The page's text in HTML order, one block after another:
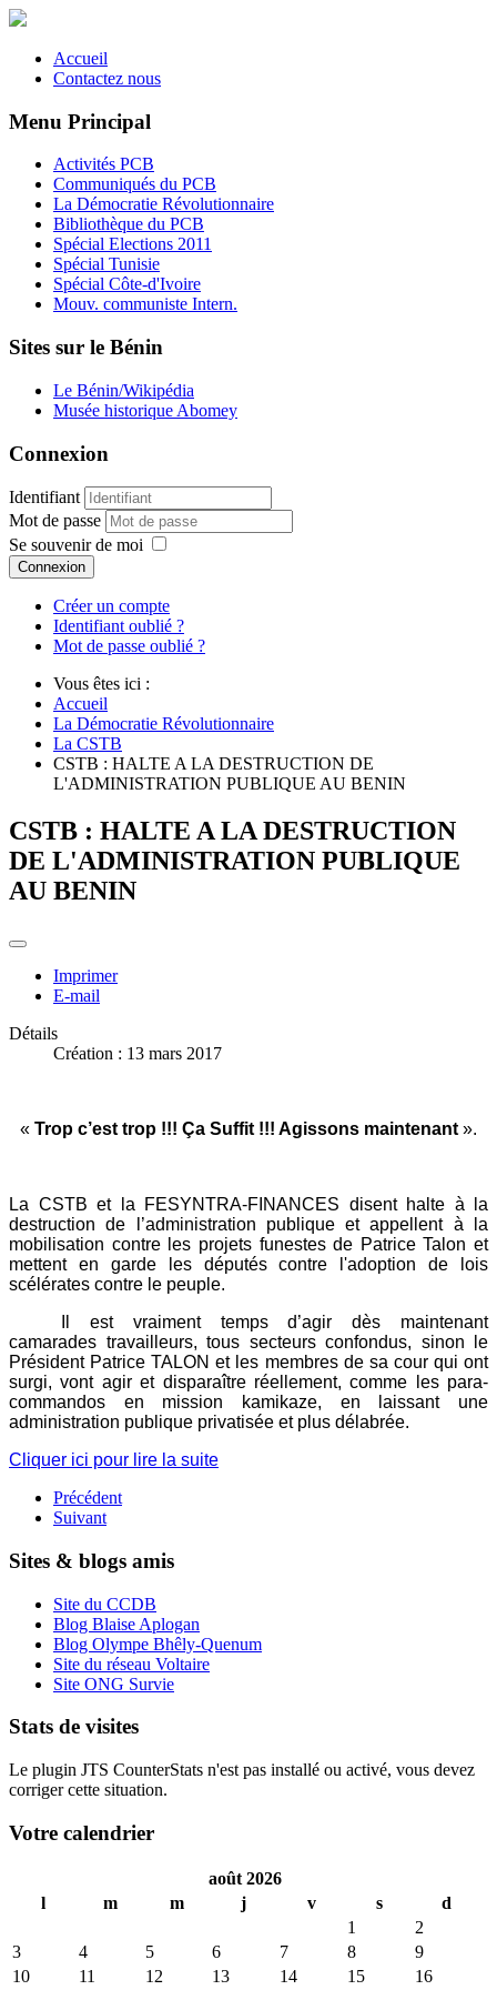
Accueil
Contactez nous
Menu Principal
Activités PCB
Communiqués du PCB
La Démocratie Révolutionnaire
Bibliothèque du PCB
Spécial Elections 2011
Spécial Tunisie
Spécial Côte-d'Ivoire
Mouv. communiste Intern.
Sites sur le Bénin
Le Bénin/Wikipédia
Musée historique Abomey
Connexion
Identifiant
Mot de passe
Se souvenir de moi
Connexion
Créer un compte
Identifiant oublié ?
Mot de passe oublié ?
Vous êtes ici :
Accueil
La Démocratie Révolutionnaire
La CSTB
CSTB : HALTE A LA DESTRUCTION DE
L'ADMINISTRATION PUBLIQUE AU BENIN
CSTB : HALTE A LA DESTRUCTION
DE L'ADMINISTRATION PUBLIQUE
AU BENIN
Imprimer
E-mail
Détails
Création : 13 mars 2017
« Trop c’est trop !!! Ça Suffit !!! Agissons maintenant ».
La CSTB et la FESYNTRA-FINANCES disent halte à la
destruction de l’administration publique et appellent à la
mobilisation contre les projets funestes de Patrice Talon et
mettent en garde les députés contre l'adoption de lois
scélérates contre le peuple.
Il est vraiment temps d’agir dès maintenant
camarades travailleurs, tous secteurs confondus, sinon le
Président Patrice TALON et les membres de sa cour qui ont
surgi, vont agir et disparaître réellement, comme les para-
commandos en mission kamikaze, en laissant une
administration publique privatisée et plus délabrée.
Cliquer ici pour lire la suite
Précédent
Suivant
Sites & blogs amis
Site du CCDB
Blog Blaise Aplogan
Blog Olympe Bhêly-Quenum
Site du réseau Voltaire
Site ONG Survie
Stats de visites
Le plugin JTS CounterStats n'est pas installé ou activé, vous devez
corriger cette situation.
Votre calendrier
août 2026
l
m m j v s
d
1
2
3
4 5 6 7 8
9
10
11 12 13 14 15 16